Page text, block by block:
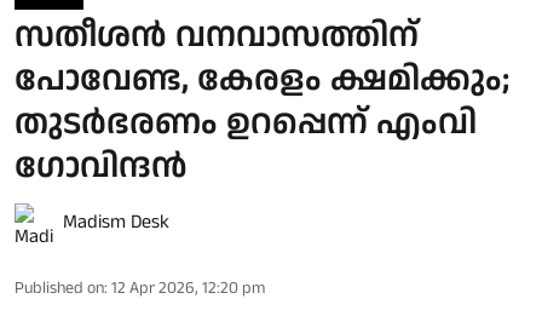
സതീശന്‍ വനവാസത്തിന്
പോവേണ്ട, കേരളം ക്ഷമിക്കും;
തുടര്‍ഭരണം ഉറപ്പെന്ന് എംവി
ഗോവിന്ദന്‍
Madism Desk
Published on: 12 Apr 2026, 12:20 pm